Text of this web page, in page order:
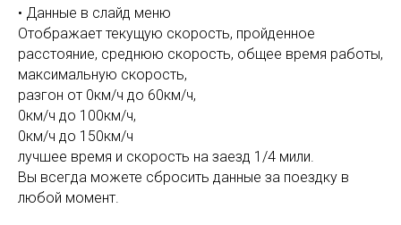
• Данные в слайд меню
Отображает текущую скорость, пройденное
расстояние, среднюю скорость, общее время работы,
максимальную скорость,
разгон от 0км/ч до 60км/ч,
0км/ч до 100км/ч,
0км/ч до 150км/ч
лучшее время и скорость на заезд 1/4 мили.
Вы всегда можете сбросить данные за поездку в
любой момент.